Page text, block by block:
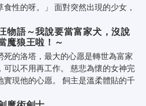
食性的呀。」 面對突然出現的少女，
作為代價，請求老夫協助殲滅..
物語～我說要當富家犬，沒說
魔狼王啦！～
死的洛塔，最大的心愿是轉世為富家
可以不用再工作。 慈悲為懷的女神完
實現他的心愿。 飼主是溫柔體貼的千